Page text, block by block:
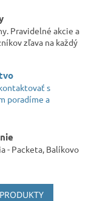
Pravidelné akcie a
zľava na každý
s
poradíme a
- Packeta, Balíkovo